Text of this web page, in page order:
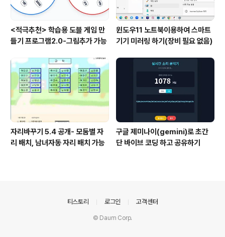
<적극추천> 학습용 도블 게임 만
들기 프로그램2.0-그림추가 가능
윈도우11 노트북이용하여 스마트
기기 미러링 하기(장비 필요 없음)
자리바꾸기 5.4 공개- 모둠별 자
리 배치, 남녀자동 자리 배치 가능
구글 제미나이(gemini)로 초간
단 바이브 코딩 하고 공유하기
티스토리 로그인 고객센터
© Daum Corp.